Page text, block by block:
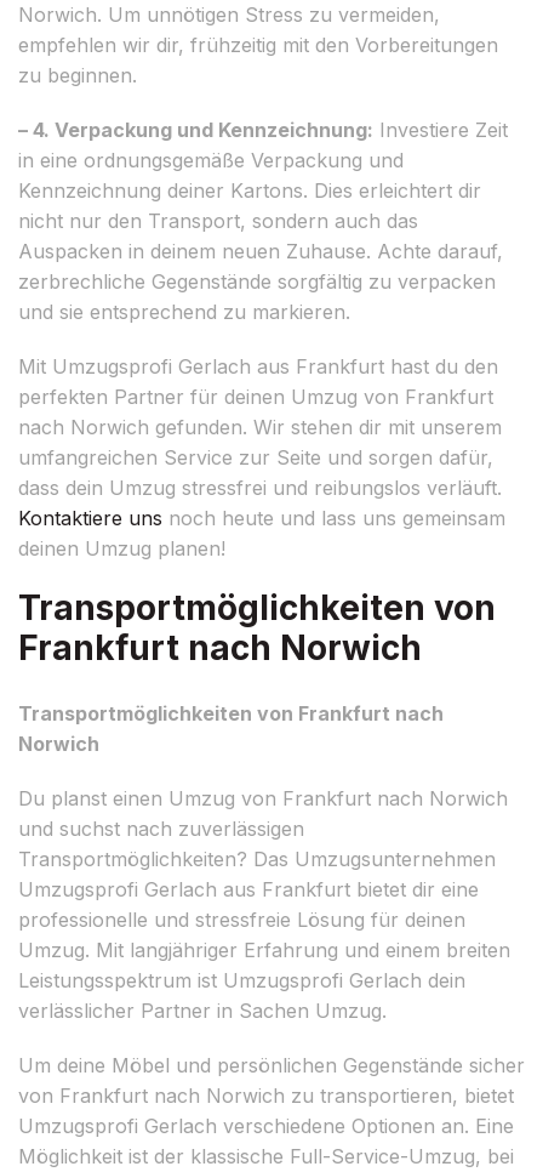
Norwich. Um unnötigen Stress zu vermeiden,
empfehlen wir dir, frühzeitig mit den Vorbereitungen
zu beginnen.
– 4. Verpackung und Kennzeichnung: Investiere Zeit
in eine ordnungsgemäße Verpackung und
Kennzeichnung deiner Kartons. Dies erleichtert dir
nicht nur den Transport, sondern auch das
Auspacken in deinem neuen Zuhause. Achte darauf,
zerbrechliche Gegenstände sorgfältig zu verpacken
und sie entsprechend zu markieren.
Mit Umzugsprofi Gerlach aus Frankfurt hast du den
perfekten Partner für deinen Umzug von Frankfurt
nach Norwich gefunden. Wir stehen dir mit unserem
umfangreichen Service zur Seite und sorgen dafür,
dass dein Umzug stressfrei und reibungslos verläuft.
Kontaktiere uns noch heute und lass uns gemeinsam
deinen Umzug planen!
Transportmöglichkeiten von
Frankfurt nach Norwich
Transportmöglichkeiten von Frankfurt nach
Norwich
Du planst einen Umzug von Frankfurt nach Norwich
und suchst nach zuverlässigen
Transportmöglichkeiten? Das Umzugsunternehmen
Umzugsprofi Gerlach aus Frankfurt bietet dir eine
professionelle und stressfreie Lösung für deinen
Umzug. Mit langjähriger Erfahrung und einem breiten
Leistungsspektrum ist Umzugsprofi Gerlach dein
verlässlicher Partner in Sachen Umzug.
Um deine Möbel und persönlichen Gegenstände sicher
von Frankfurt nach Norwich zu transportieren, bietet
Umzugsprofi Gerlach verschiedene Optionen an. Eine
Möglichkeit ist der klassische Full-Service-Umzug, bei